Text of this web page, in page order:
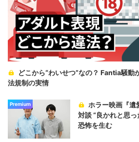
どこから“わいせつ”なの？ Fantia騒動
法規制の実情
Premium
ホラー映画『遺
対談 “良かれと思っ
恐怖を生む